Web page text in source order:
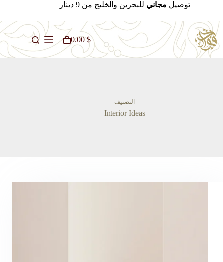
المحتوى
توصيل مجاني للبحرين والخليج من 9 دينار
عربة
التسوق
0.00$
التصنيف
Interior Ideas